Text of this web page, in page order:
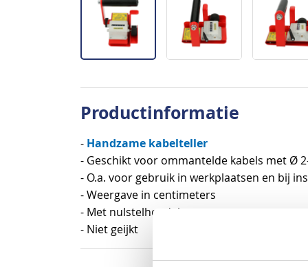
het
van
de
afbeeldingen-
gallerij
Productinformatie
- Handzame kabelteller
- Geschikt voor ommantelde kabels met Ø
- O.a. voor gebruik in werkplaatsen en bij
- Weergave in centimeters
- Met nulstelhendel
- Niet geijkt